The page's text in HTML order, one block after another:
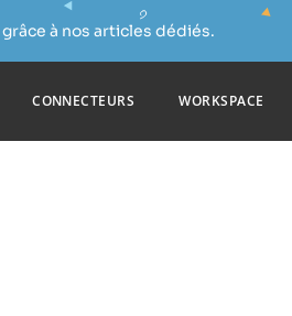
à nos articles dédiés.
CONNECTEURS WORKSPACE